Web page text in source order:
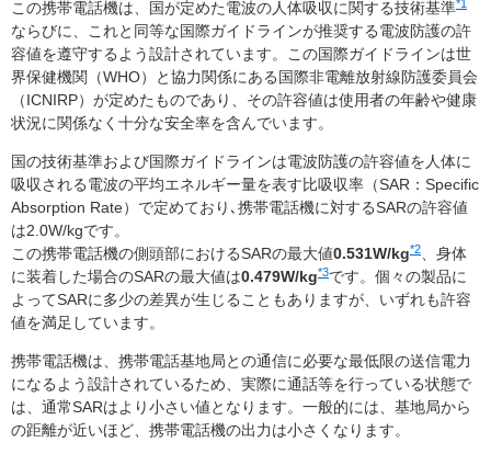
この携帯電話機は、国が定めた電波の人体吸収に関する技術基準*1
ならびに、これと同等な国際ガイドラインが推奨する電波防護の許
容値を遵守するよう設計されています。この国際ガイドラインは世
界保健機関（WHO）と協力関係にある国際非電離放射線防護委員会
（ICNIRP）が定めたものであり、その許容値は使用者の年齢や健康
状況に関係なく十分な安全率を含んでいます。
国の技術基準および国際ガイドラインは電波防護の許容値を人体に
吸収される電波の平均エネルギー量を表す比吸収率（SAR：Specific
Absorption Rate）で定めており､携帯電話機に対するSARの許容値
は2.0W/kgです。
この携帯電話機の側頭部におけるSARの最大値0.531W/kg*2、身体
に装着した場合のSARの最大値は0.479W/kg*3です。個々の製品に
よってSARに多少の差異が生じることもありますが、いずれも許容
値を満足しています。
携帯電話機は、携帯電話基地局との通信に必要な最低限の送信電力
になるよう設計されているため、実際に通話等を行っている状態で
は、通常SARはより小さい値となります。一般的には、基地局から
の距離が近いほど、携帯電話機の出力は小さくなります。